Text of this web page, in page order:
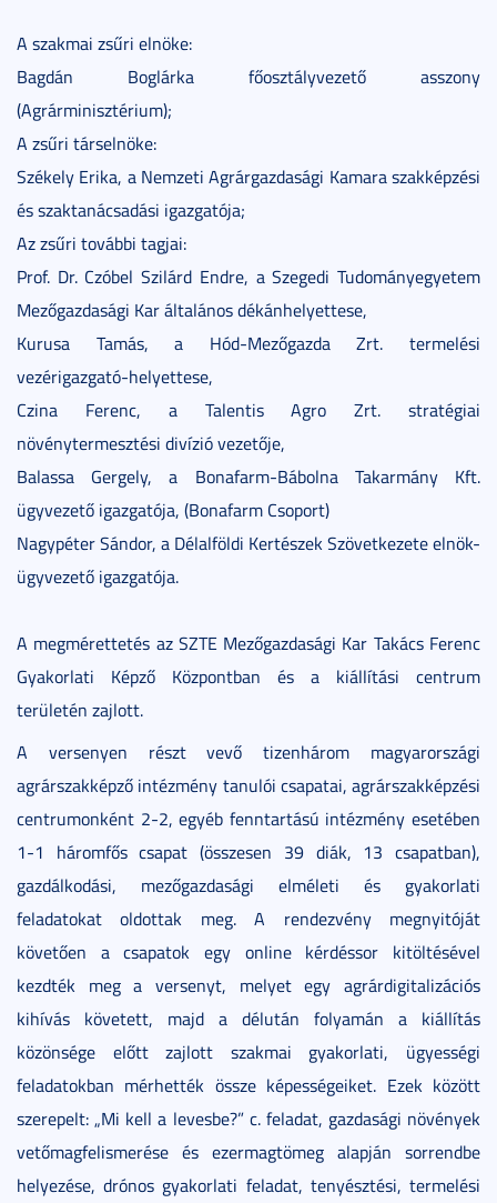
A szakmai zsűri elnöke:
Bagdán Boglárka főosztályvezető asszony
(Agrárminisztérium);
A zsűri társelnöke:
Székely Erika, a Nemzeti Agrárgazdasági Kamara szakképzési
és szaktanácsadási igazgatója;
Az zsűri további tagjai:
Prof. Dr. Czóbel Szilárd Endre, a Szegedi Tudományegyetem
Mezőgazdasági Kar általános dékánhelyettese,
Kurusa Tamás, a Hód-Mezőgazda Zrt. termelési
vezérigazgató-helyettese,
Czina Ferenc, a Talentis Agro Zrt. stratégiai
növénytermesztési divízió vezetője,
Balassa Gergely, a Bonafarm-Bábolna Takarmány Kft.
ügyvezető igazgatója, (Bonafarm Csoport)
Nagypéter Sándor, a Délalföldi Kertészek Szövetkezete elnök-
ügyvezető igazgatója.
A megmérettetés az SZTE Mezőgazdasági Kar Takács Ferenc
Gyakorlati Képző Központban és a kiállítási centrum
területén zajlott.
A versenyen részt vevő tizenhárom magyarországi
agrárszakképző intézmény tanulói csapatai, agrárszakképzési
centrumonként 2-2, egyéb fenntartású intézmény esetében
1-1 háromfős csapat (összesen 39 diák, 13 csapatban),
gazdálkodási, mezőgazdasági elméleti és gyakorlati
feladatokat oldottak meg. A rendezvény megnyitóját
követően a csapatok egy online kérdéssor kitöltésével
kezdték meg a versenyt, melyet egy agrárdigitalizációs
kihívás követett, majd a délután folyamán a kiállítás
közönsége előtt zajlott szakmai gyakorlati, ügyességi
feladatokban mérhették össze képességeiket. Ezek között
szerepelt: „Mi kell a levesbe?” c. feladat, gazdasági növények
vetőmagfelismerése és ezermagtömeg alapján sorrendbe
helyezése, drónos gyakorlati feladat, tenyésztési, termelési